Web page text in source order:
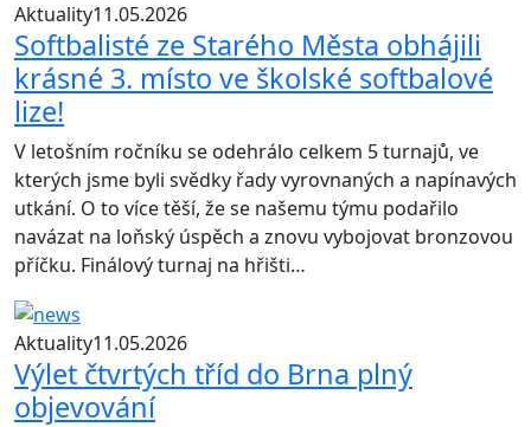
Aktuality11.05.2026
Softbalisté ze Starého Města obhájili
krásné 3. místo ve školské softbalové
lize!
V letošním ročníku se odehrálo celkem 5 turnajů, ve
kterých jsme byli svědky řady vyrovnaných a napínavých
utkání. O to více těší, že se našemu týmu podařilo
navázat na loňský úspěch a znovu vybojovat bronzovou
příčku. Finálový turnaj na hřišti…
Aktuality11.05.2026
Výlet čtvrtých tříd do Brna plný
objevování